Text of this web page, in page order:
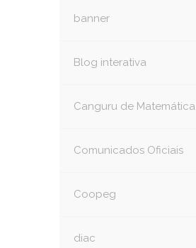
banner
Blog interativa
Canguru de Matemática
Comunicados Oficiais
Coopeg
diac